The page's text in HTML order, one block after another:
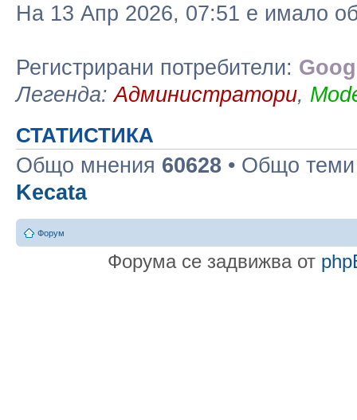
На 13 Апр 2026, 07:51 е имало
Регистрирани потребители:
Легенда:Администратори,
СТАТИСТИКА
Общо мнения 60628 • Общо
Kecata
Форум
Форума се задвижва от